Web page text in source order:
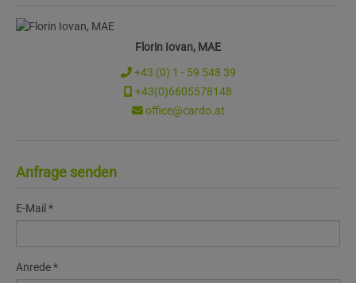
Florin Iovan, MAE
+43 (0) 1 - 59 548 39
+43(0)6605578148
office@cardo.at
Anfrage senden
E-Mail
Anrede